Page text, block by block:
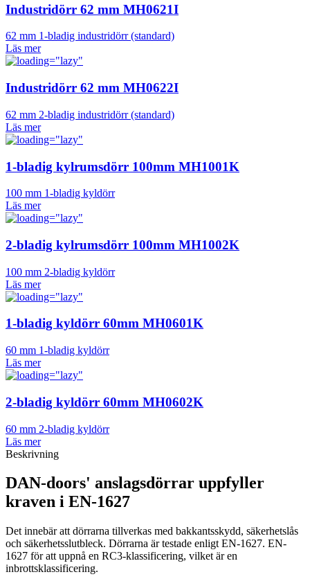
Industridörr 62 mm MH0621I
62 mm 1-bladig industridörr (standard)
Läs mer
Industridörr 62 mm MH0622I
62 mm 2-bladig industridörr (standard)
Läs mer
1-bladig kylrumsdörr 100mm MH1001K
100 mm 1-bladig kyldörr
Läs mer
2-bladig kylrumsdörr 100mm MH1002K
100 mm 2-bladig kyldörr
Läs mer
1-bladig kyldörr 60mm MH0601K
60 mm 1-bladig kyldörr
Läs mer
2-bladig kyldörr 60mm MH0602K
60 mm 2-bladig kyldörr
Läs mer
Beskrivning
DAN-doors' anslagsdörrar uppfyller
kraven i EN-1627
Det innebär att dörrarna tillverkas med bakkantsskydd, säkerhetslås
och säkerhetsslutbleck. Dörrarna är testade enligt EN-1627. EN-
1627 för att uppnå en RC3-klassificering, vilket är en
inbrottsklassificering.